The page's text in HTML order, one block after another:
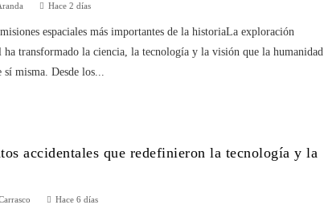
Hace 2 días
espaciales más importantes de la historiaLa exploración
ha transformado la ciencia, la tecnología y la visión que la humanidad
sí misma. Desde los...
accidentales que redefinieron la tecnología y la
Hace 6 días